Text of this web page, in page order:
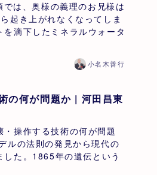
は、奥様の義理のお兄様は
起き上がれなくなってしま
滴下したミネラルウォータ
小名木善行
の何が問題か | 河田昌東
操作する技術の何が問題
ルの法則の発見から現代の
た。1865年の遺伝という